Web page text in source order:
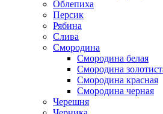
Облепиха
Персик
Рябина
Слива
Смородина
Смородина белая
Смородина
Смородина красная
Смородина черная
Черешня